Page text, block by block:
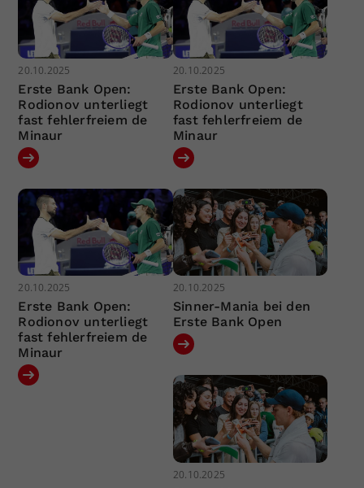
20.10.2025
Erste Bank Open:
Rodionov unterliegt
fast fehlerfreiem de
Minaur
20.10.2025
Erste Bank Open:
Rodionov unterliegt
fast fehlerfreiem de
Minaur
20.10.2025
Erste Bank Open:
Rodionov unterliegt
fast fehlerfreiem de
Minaur
20.10.2025
Sinner-Mania bei den
Erste Bank Open
20.10.2025